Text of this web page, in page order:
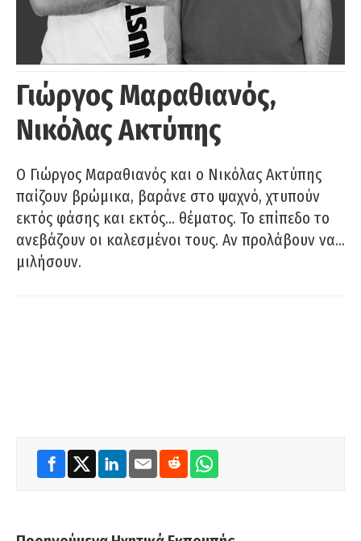
Γιώργος Μαραθιανός,
Νικόλας Ακτύπης
Ο Γιώργος Μαραθιανός και ο Νικόλας Ακτύπης
παίζουν βρώμικα, βαράνε στο ψαχνό, χτυπούν
εκτός φάσης και εκτός… θέματος. Το επίπεδο το
ανεβάζουν οι καλεσμένοι τους. Αν προλάβουν να…
μιλήσουν.